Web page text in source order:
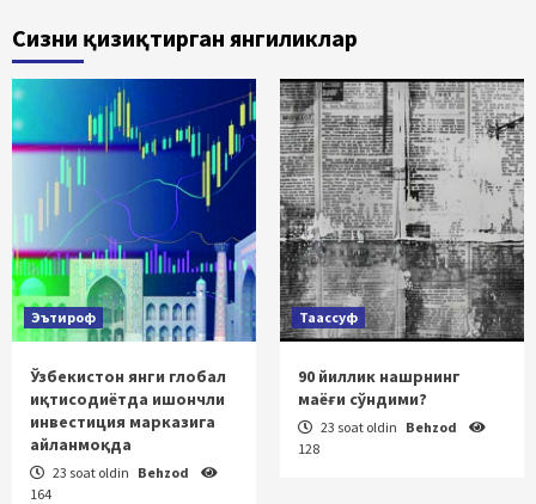
Сизни қизиқтирган янгиликлар
Эътироф
Ўзбекистон янги глобал
иқтисодиётда ишончли
инвестиция марказига
айланмоқда
23 soat oldin Behzod
164
Таассуф
90 йиллик нашрнинг
маёғи сўндими?
23 soat oldin Behzod
128